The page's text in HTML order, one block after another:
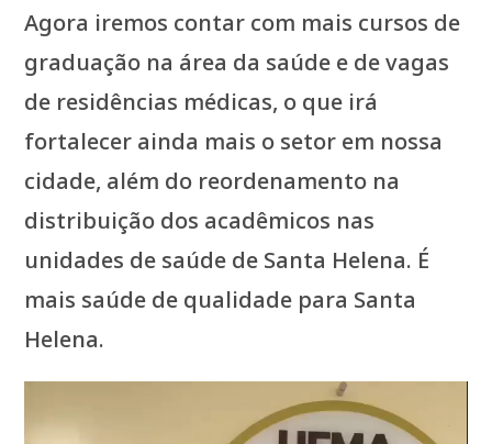
Agora iremos contar com mais cursos de
graduação na área da saúde e de vagas
de residências médicas, o que irá
fortalecer ainda mais o setor em nossa
cidade, além do reordenamento na
distribuição dos acadêmicos nas
unidades de saúde de Santa Helena. É
mais saúde de qualidade para Santa
Helena.